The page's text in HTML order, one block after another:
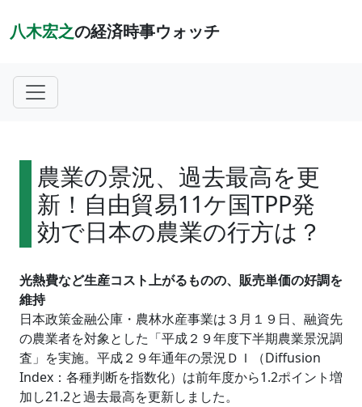
八木宏之の経済時事ウォッチ
農業の景況、過去最高を更
新！自由貿易11ケ国TPP発
効で日本の農業の行方は？
光熱費など生産コスト上がるものの、販売単価の好調を
維持
日本政策金融公庫・農林水産事業は３月１９日、融資先
の農業者を対象とした「平成２９年度下半期農業景況調
査」を実施。平成２９年通年の景況ＤＩ（Diffusion
Index：各種判断を指数化）は前年度から1.2ポイント増
加し21.2と過去最高を更新しました。